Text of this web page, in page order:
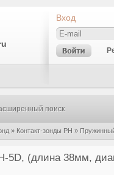
Вход
поиск
» Контакт-зонды PH »
5D, (длина 38мм,